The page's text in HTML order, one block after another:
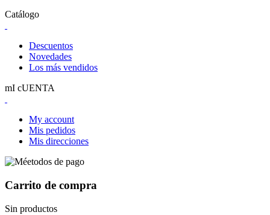
Catálogo
Descuentos
Novedades
Los más vendidos
mI cUENTA
My account
Mis pedidos
Mis direcciones
Carrito de compra
Sin productos